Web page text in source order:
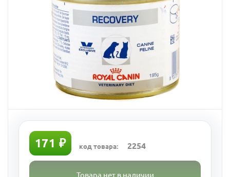
171 ₽ код товара: 2254
Товара нет в наличии